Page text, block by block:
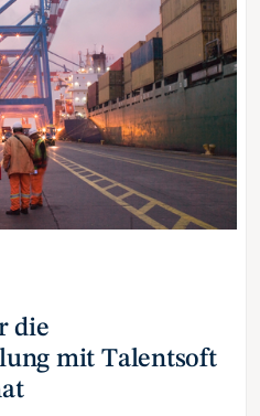
die
mit Talentsoft